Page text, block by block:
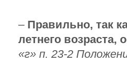
–Правильно, так
летнего возраста,
«г» п. 23-2